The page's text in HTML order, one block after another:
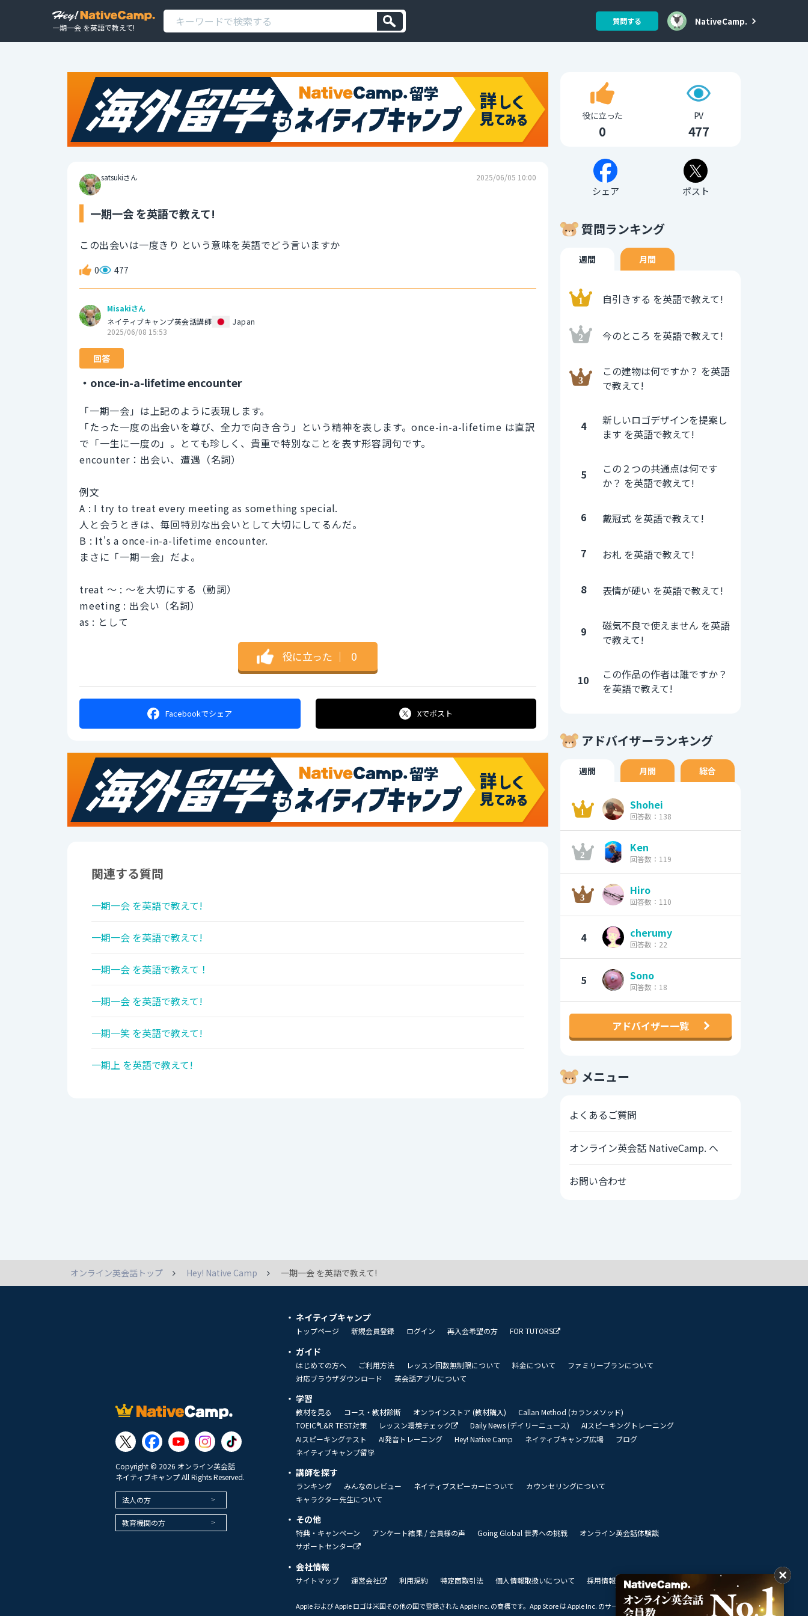
一期一会 を英語で教えて!
質問する NativeCamp.
satsukiさん 2025/06/05 10:00
一期一会 を英語で教えて!
この出会いは一度きり という意味を英語でどう言いますか
0 477
Misakiさん
ネイティブキャンプ英会話講師
Japan
2025/06/08 15:53
回答
・once-in-a-lifetime encounter
「一期一会」は上記のように表現します。
「たった一度の出会いを尊び、全力で向き合う」という精神を表します。once-in-a-lifetime は直訳
で「一生に一度の」。とても珍しく、貴重で特別なことを表す形容詞句です。
encounter：出会い、遭遇（名詞）
例文
A : I try to treat every meeting as something special.
人と会うときは、毎回特別な出会いとして大切にしてるんだ。
B : It's a once-in-a-lifetime encounter.
まさに「一期一会」だよ。
treat 〜 : 〜を大切にする（動詞）
meeting : 出会い（名詞）
as : として
役に立った ｜ 0
Facebookでシェア Xでポスト
関連する質問
一期一会 を英語で教えて!
一期一会 を英語で教えて!
一期一会 を英語で教えて！
一期一会 を英語で教えて!
一期一笑 を英語で教えて!
一期上 を英語で教えて!
役に立った
0
PV
477
シェア ポスト
質問ランキング
週間 月間
自引きする を英語で教えて!
今のところ を英語で教えて!
この建物は何ですか？ を英語
で教えて!
4
新しいロゴデザインを提案し
ます を英語で教えて!
5
この２つの共通点は何です
か？ を英語で教えて!
6 戴冠式 を英語で教えて!
7 お札 を英語で教えて!
8 表情が硬い を英語で教えて!
9
磁気不良で使えません を英語
で教えて!
10
この作品の作者は誰ですか？
を英語で教えて!
アドバイザーランキング
週間 月間 総合
Shohei
回答数：138
Ken
回答数：119
Hiro
回答数：110
4 cherumy
回答数：22
5 Sono
回答数：18
アドバイザー一覧
メニュー
よくあるご質問
オンライン英会話 NativeCamp. へ
お問い合わせ
オンライン英会話トップ Hey! Native Camp 一期一会 を英語で教えて!
Copyright © 2026 オンライン英会話
ネイティブキャンプ All Rights Reserved.
法人の方
教育機関の方
ネイティブキャンプ
トップページ 新規会員登録 ログイン 再入会希望の方 FOR TUTORS
ガイド
はじめての方へ ご利用方法 レッスン回数無制限について 料金について
ファミリープランについて
対応ブラウザダウンロード
英会話アプリについて
学習
教材を見る コース・教材診断 オンラインストア (教材購入)
Callan Method (カランメソッド)
TOEIC®L&R TEST対策
レッスン環境チェック Daily News (デイリーニュース)
AIスピーキングトレーニング
AIスピーキングテスト
AI発音トレーニング Hey! Native Camp ネイティブキャンプ広場
ブログ
ネイティブキャンプ留学
講師を探す
ランキング みんなのレビュー ネイティブスピーカーについて
カウンセリングについて
キャラクター先生について
その他
特典・キャンペーン アンケート結果 / 会員様の声 Going Global 世界への挑戦
オンライン英会話体験談
サポートセンター
会社情報
サイトマップ 運営会社 利用規約 特定商取引法 個人情報取扱いについて 採用情報 私達のビジョン
Apple および Apple ロゴは米国その他の国で登録された Apple Inc. の商標です。App Store は Apple Inc. のサービスマークです。